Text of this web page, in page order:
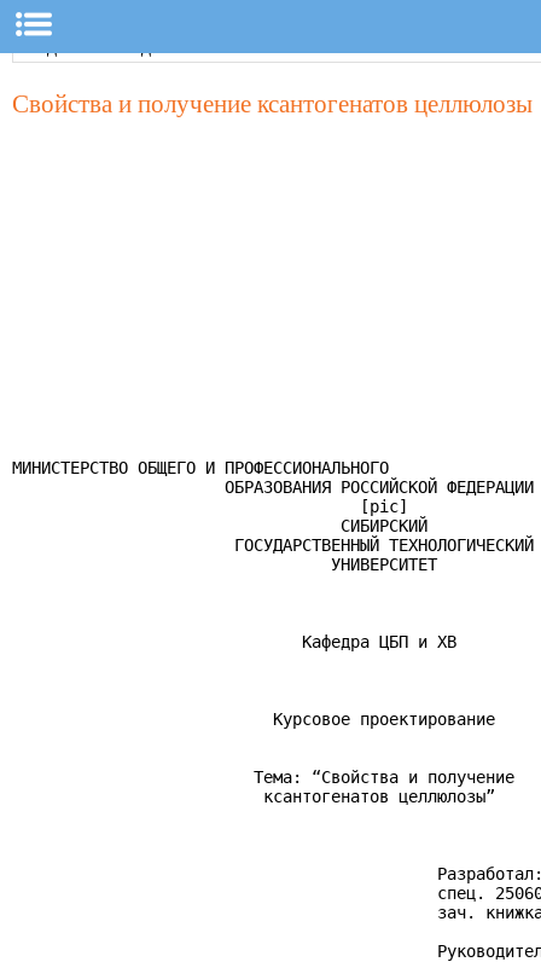
Свойства и получение ксантогенатов целлюлозы
МИНИСТЕРСТВО ОБЩЕГО И ПРОФЕССИОНАЛЬНОГО
                      ОБРАЗОВАНИЯ РОССИЙСКОЙ ФЕДЕРАЦИИ
                                    [pic]
                                  СИБИРСКИЙ
                       ГОСУДАРСТВЕННЫЙ ТЕХНОЛОГИЧЕСКИЙ
                                 УНИВЕРСИТЕТ
                              Кафедра ЦБП и ХВ
                           Курсовое проектирование
                         Тема: “Свойства и получение
                          ксантогенатов целлюлозы”
спец.
зач.